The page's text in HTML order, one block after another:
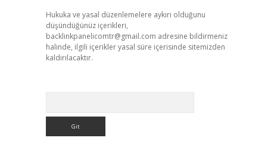
Hukuka ve yasal düzenlemelere aykırı olduğunu
düşündüğünüz içerikleri,
backlinkpanelicomtr@gmail.com adresine bildirmeniz
halinde, ilgili içerikler yasal süre içerisinde sitemizden
kaldırılacaktır.